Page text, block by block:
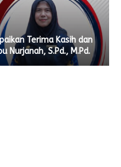
Terima Kasih dan
Nurjanah, S.Pd., M.Pd.